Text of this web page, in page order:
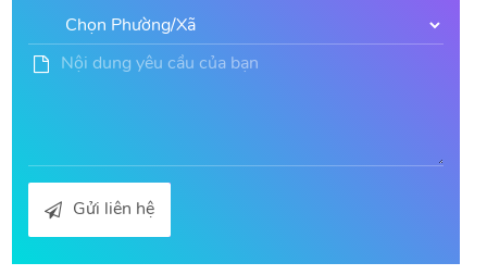
Gửi liên hệ